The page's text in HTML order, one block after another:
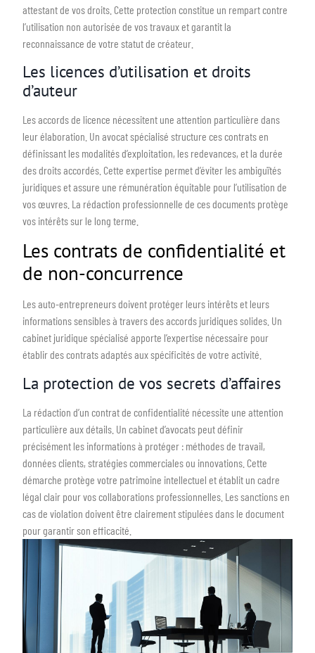
attestant de vos droits. Cette protection constitue un rempart contre
l’utilisation non autorisée de vos travaux et garantit la
reconnaissance de votre statut de créateur.
Les licences d’utilisation et droits
d’auteur
Les accords de licence nécessitent une attention particulière dans
leur élaboration. Un avocat spécialisé structure ces contrats en
définissant les modalités d’exploitation, les redevances, et la durée
des droits accordés. Cette expertise permet d’éviter les ambiguïtés
juridiques et assure une rémunération équitable pour l’utilisation de
vos œuvres. La rédaction professionnelle de ces documents protège
vos intérêts sur le long terme.
Les contrats de confidentialité et
de non-concurrence
Les auto-entrepreneurs doivent protéger leurs intérêts et leurs
informations sensibles à travers des accords juridiques solides. Un
cabinet juridique spécialisé apporte l’expertise nécessaire pour
établir des contrats adaptés aux spécificités de votre activité.
La protection de vos secrets d’affaires
La rédaction d’un contrat de confidentialité nécessite une attention
particulière aux détails. Un cabinet d’avocats peut définir
précisément les informations à protéger : méthodes de travail,
données clients, stratégies commerciales ou innovations. Cette
démarche protège votre patrimoine intellectuel et établit un cadre
légal clair pour vos collaborations professionnelles. Les sanctions en
cas de violation doivent être clairement stipulées dans le document
pour garantir son efficacité.